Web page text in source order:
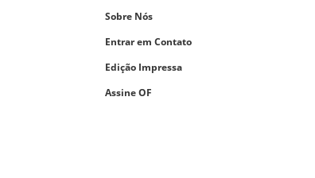
Sobre Nós
Entrar em Contato
Edição Impressa
Assine OF